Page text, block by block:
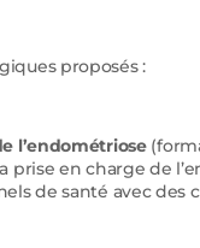
proposés :
l’endométriose
prise en charge de
de santé avec des